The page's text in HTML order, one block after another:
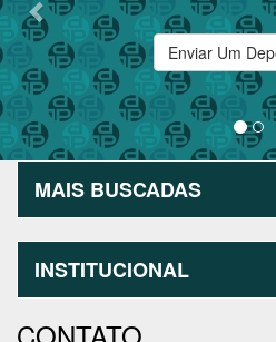
Enviar Um
MAIS BUSCADAS
INSTITUCIONAL